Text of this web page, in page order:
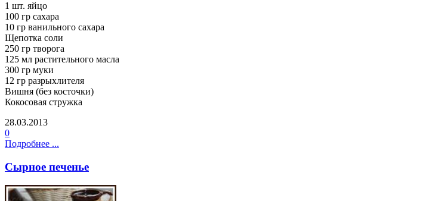
1 шт. яйцо
100 гр сахара
10 гр ванильного сахара
Щепотка соли
250 гр творога
125 мл растительного масла
300 гр муки
12 гр разрыхлителя
Вишня (без косточки)
Кокосовая стружка
28.03.2013
0
Подробнее ...
Сырное печенье